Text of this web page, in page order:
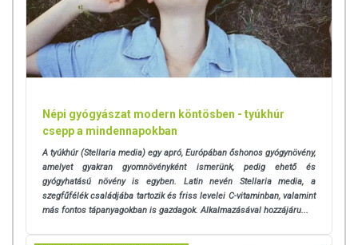
Népi gyógyászat modern köntösben - tyúkhúr
csepp a mindennapokban
A tyúkhúr (Stellaria media) egy apró, Európában őshonos gyógynövény,
amelyet gyakran gyomnövényként ismerünk, pedig ehető és
gyógyhatású növény is egyben. Latin nevén Stellaria media, a
szegfűfélék családjába tartozik és friss levelei C-vitaminban, valamint
más fontos tápanyagokban is gazdagok. Alkalmazásával hozzájáru...